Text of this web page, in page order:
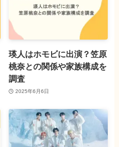
瑛人はホモビに出演？笠原
桃奈との関係や家族構成を
調査
2025年6月6日